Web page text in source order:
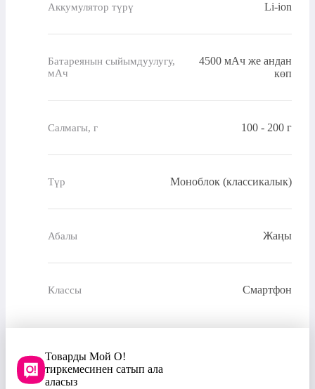
Аккумулятор түрү Li-ion
Батареянын сыйымдуулугу,
мАч
4500 мАч же андан
көп
Салмагы, г 100 - 200 г
Түр Моноблок (классикалык)
Абалы Жаңы
Классы Смартфон
Товарды Мой О!
тиркемесинен сатып ала
аласыз